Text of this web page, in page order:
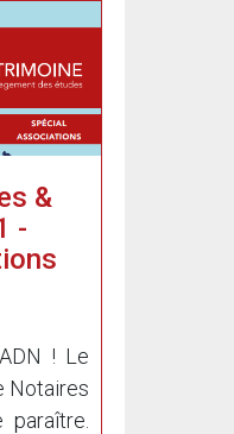
&
-
! Le
Notaires